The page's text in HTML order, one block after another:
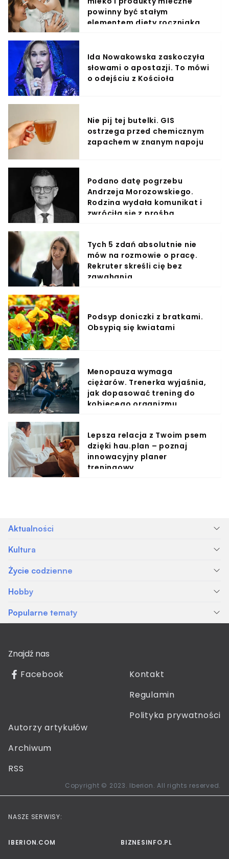
powinny być stałym
elementem diety roczniaka
Ida Nowakowska zaskoczyła
słowami o apostazji. To mówi
o odejściu z Kościoła
Nie pij tej butelki. GIS
ostrzega przed chemicznym
zapachem w znanym napoju
Podano datę pogrzebu
Andrzeja Morozowskiego.
Rodzina wydała komunikat i
zwróciła się z prośbą
Tych 5 zdań absolutnie nie
mów na rozmowie o pracę.
Rekruter skreśli cię bez
zawahania
Podsyp doniczki z bratkami.
Obsypią się kwiatami
Menopauza wymaga
ciężarów. Trenerka wyjaśnia,
jak dopasować trening do
kobiecego organizmu
Lepsza relacja z Twoim psem
dzięki hau.plan – poznaj
innowacyjny planer
treningowy
Aktualności
Kultura
Życie codzienne
Hobby
Popularne tematy
Znajdź nas
Facebook
Kontakt
Regulamin
Polityka prywatności
Autorzy artykułów
Archiwum
RSS
Copyright © 2023. Iberion. All rights reserved.
NASZE SERWISY:
IBERION.COM BIZNESINFO.PL